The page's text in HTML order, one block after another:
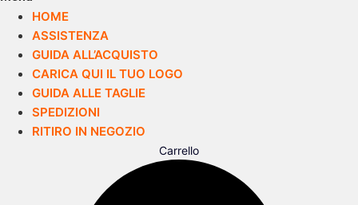
HOME
ASSISTENZA
GUIDA ALL’ACQUISTO
CARICA QUI IL TUO LOGO
GUIDA ALLE TAGLIE
SPEDIZIONI
RITIRO IN NEGOZIO
Carrello